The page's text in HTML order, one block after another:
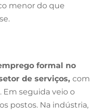
menor do que
formal no
de serviços, com
Em seguida veio o
postos. Na indústria,